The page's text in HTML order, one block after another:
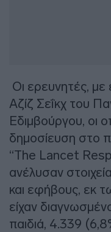
Οι ερευνητές,
Αζίζ Σεΐκχ του
Εδιμβούργου, οι
δημοσίευση στο
“The Lancet
ανέλυσαν
και εφήβους, εκ
είχαν
παιδιά, 4.339